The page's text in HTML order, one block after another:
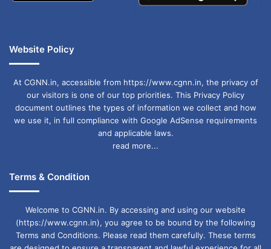
उपाय:शिव अभिषेक करें।
कुंभ:उलझन भरा दिन, विरोधियों से सतर्क रहें। जल्दबाजी न
मीन:नौकरी में बड़ा अवसर, पर सतर्कता जरूरी। आय-व्यय
दोनों बढ़ेंगे।
उपाय:श्रीकृष्ण चालीसा पढ़ें।
Website Policy
At CGNN.in, accessible from https://www.cgnn.in, the privacy of
our visitors is one of our top priorities. This Privacy Policy
document outlines the types of information we collect and how
we use it, in full compliance with Google AdSense requirements
and applicable laws.
read more...
Terms & Condition
Welcome to CGNN.in. By accessing and using our website
(https://www.cgnn.in), you agree to be bound by the following
Terms and Conditions. Please read them carefully. These terms